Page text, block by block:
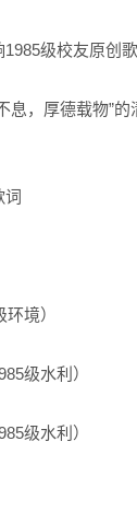
级校友原创
息，厚德载物”的
词
境）
级水利）
级水利）